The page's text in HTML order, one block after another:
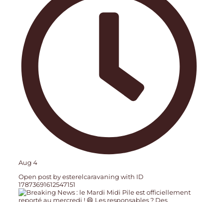
Aug 4
Open post by esterelcaravaning with ID
17873691612547151